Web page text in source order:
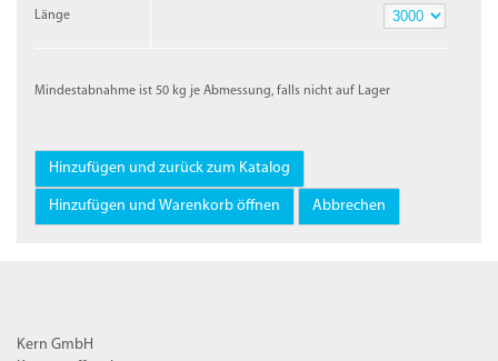
Länge
Mindestabnahme ist 50 kg je Abmessung, falls nicht auf Lager
Kern GmbH